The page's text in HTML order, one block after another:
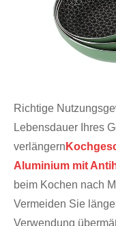
Richtige
Lebensdauer Ihres
verlängern
Aluminium mit
beim Kochen nach
Vermeiden Sie
Verwendung